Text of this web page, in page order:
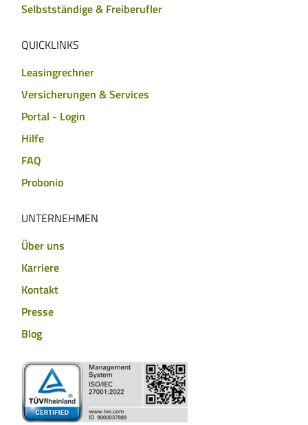
Selbstständige & Freiberufler
QUICKLINKS
Leasingrechner
Versicherungen & Services
Portal - Login
Hilfe
FAQ
Probonio
UNTERNEHMEN
Über uns
Karriere
Kontakt
Presse
Blog